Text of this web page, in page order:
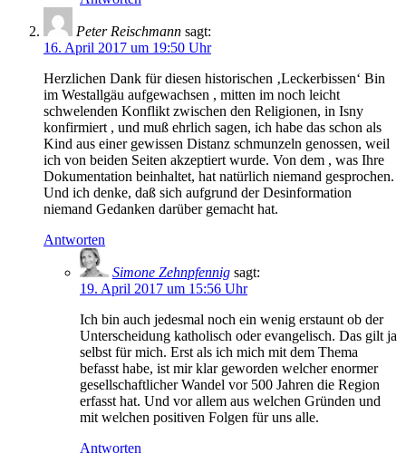
Peter Reischmann sagt:
16. April 2017 um 19:50 Uhr
Herzlichen Dank für diesen historischen ‚Leckerbissen‘ Bin
im Westallgäu aufgewachsen , mitten im noch leicht
schwelenden Konflikt zwischen den Religionen, in Isny
konfirmiert , und muß ehrlich sagen, ich habe das schon als
Kind aus einer gewissen Distanz schmunzeln genossen, weil
ich von beiden Seiten akzeptiert wurde. Von dem , was Ihre
Dokumentation beinhaltet, hat natürlich niemand gesprochen.
Und ich denke, daß sich aufgrund der Desinformation
niemand Gedanken darüber gemacht hat.
Antworten
Simone Zehnpfennig sagt:
19. April 2017 um 15:56 Uhr
Ich bin auch jedesmal noch ein wenig erstaunt ob der
Unterscheidung katholisch oder evangelisch. Das gilt ja
selbst für mich. Erst als ich mich mit dem Thema
befasst habe, ist mir klar geworden welcher enormer
gesellschaftlicher Wandel vor 500 Jahren die Region
erfasst hat. Und vor allem aus welchen Gründen und
mit welchen positiven Folgen für uns alle.
Antworten